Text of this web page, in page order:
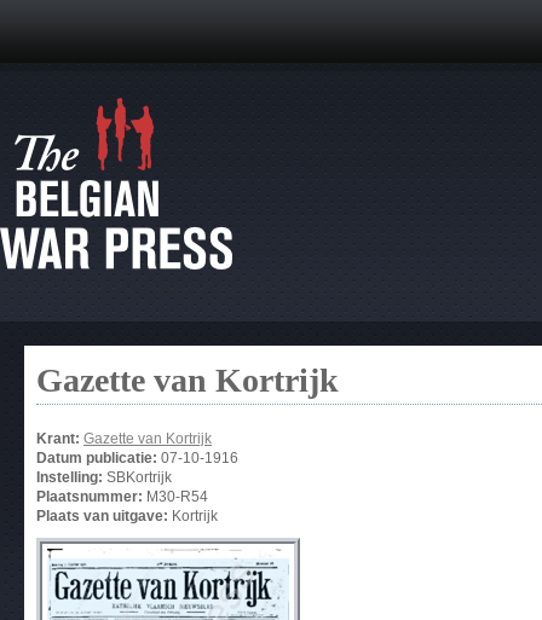
Gazette van Kortrijk
Krant: Gazette van Kortrijk
Datum publicatie: 07-10-1916
Instelling: SBKortrijk
Plaatsnummer: M30-R54
Plaats van uitgave: Kortrijk